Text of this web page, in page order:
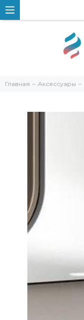
Главная Аксессуары